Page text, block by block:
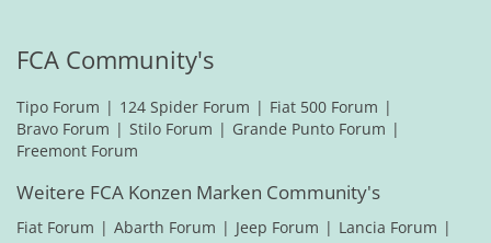
FCA Community's
Tipo Forum 124 Spider Forum
Fiat 500 Forum
Bravo Forum
Stilo Forum
Grande Punto Forum
Freemont Forum
Weitere FCA Konzen Marken Community's
Fiat Forum Abarth Forum Jeep Forum
Lancia Forum